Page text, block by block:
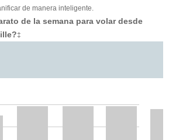
de manera inteligente.
de la semana para volar desde
‡